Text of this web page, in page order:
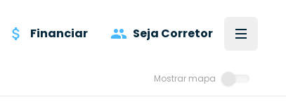
Financiar Seja Corretor
Mostrar mapa